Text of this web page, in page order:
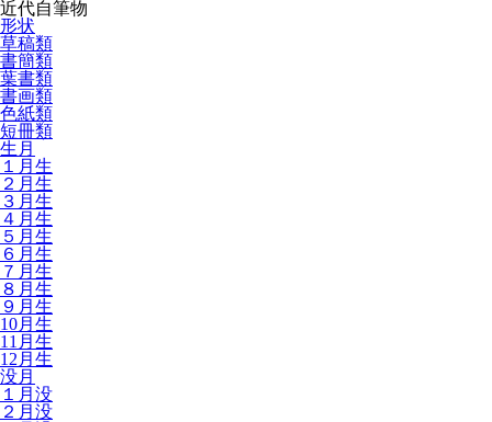
近代自筆物
形状
草稿類
書簡類
葉書類
書画類
色紙類
短冊類
生月
１月生
２月生
３月生
４月生
５月生
６月生
７月生
８月生
９月生
10月生
11月生
12月生
没月
１月没
２月没